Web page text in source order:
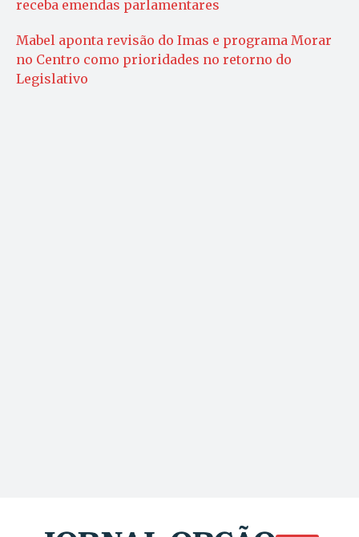
receba emendas parlamentares
Mabel aponta revisão do Imas e programa Morar
no Centro como prioridades no retorno do
Legislativo